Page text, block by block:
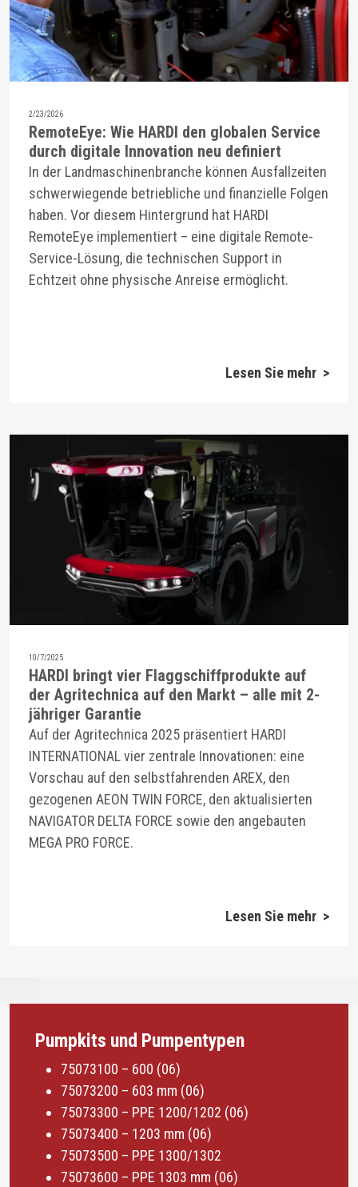
2/23/2026
RemoteEye: Wie HARDI den globalen Service
durch digitale Innovation neu definiert
In der Landmaschinenbranche können Ausfallzeiten
schwerwiegende betriebliche und finanzielle Folgen
haben. Vor diesem Hintergrund hat HARDI
RemoteEye implementiert – eine digitale Remote-
Service-Lösung, die technischen Support in
Echtzeit ohne physische Anreise ermöglicht.
Lesen Sie mehr >
10/7/2025
HARDI bringt vier Flaggschiffprodukte auf
der Agritechnica auf den Markt – alle mit 2-
jähriger Garantie
Auf der Agritechnica 2025 präsentiert HARDI
INTERNATIONAL vier zentrale Innovationen: eine
Vorschau auf den selbstfahrenden AREX, den
gezogenen AEON TWIN FORCE, den aktualisierten
NAVIGATOR DELTA FORCE sowie den angebauten
MEGA PRO FORCE.
Lesen Sie mehr >
Pumpkits und Pumpentypen
75073100 – 600 (06)
75073200 – 603 mm (06)
75073300 – PPE 1200/1202 (06)
75073400 – 1203 mm (06)
75073500 – PPE 1300/1302
75073600 – PPE 1303 mm (06)